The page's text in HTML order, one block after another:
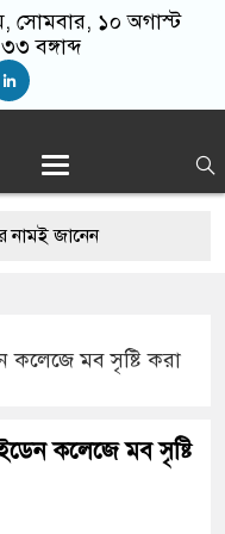
, সোমবার, ১০ অগাস্ট
বঙ্গাব্দ
জানেন
বেঁচে
কলেজে মব সৃষ্টি করা
ইডেন কলেজে মব সৃষ্টি